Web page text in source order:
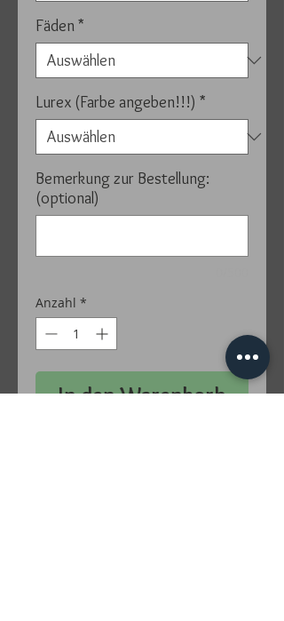
Fäden*
Lurex (Farbe angeben!!!) *
Bemerkung zur Bestellung:
(optional)
Anzahl *
In den Warenkorb